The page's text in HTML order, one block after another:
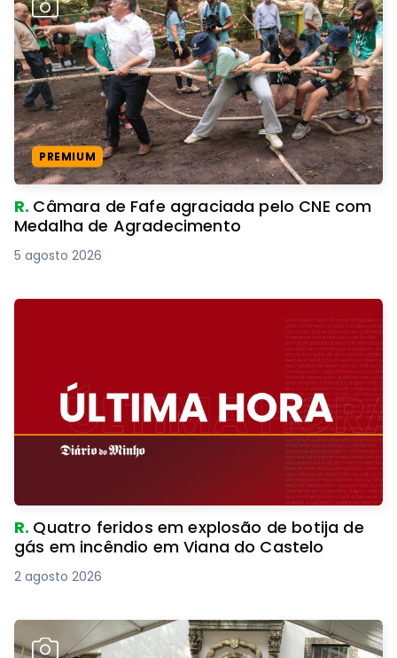
PREMIUM
R. Câmara de Fafe agraciada pelo CNE com
Medalha de Agradecimento
5 agosto 2026
R. Quatro feridos em explosão de botija de
gás em incêndio em Viana do Castelo
2 agosto 2026